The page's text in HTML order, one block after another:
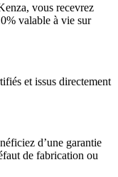
vous recevrez
valable à vie sur
et issus directement
d’une garantie
de fabrication ou